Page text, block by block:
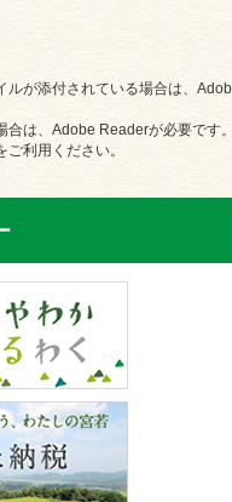
が添付されている場合は、
合は、Adobe Readerが必要です
ご利用ください。